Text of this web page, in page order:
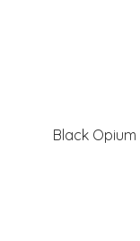
Black